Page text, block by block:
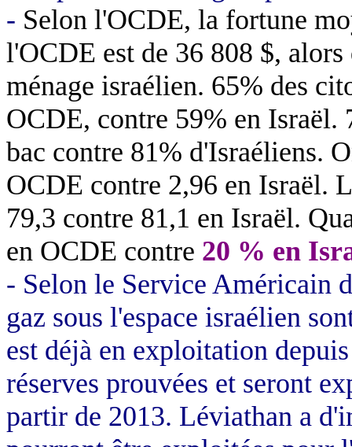
- Selon l'OCDE, la fortune
l'OCDE est de 36 808 $,
ménage israélien. 65% des
OCDE, contre 59% en Israël.
bac contre 81% d'Israéliens.
OCDE contre 2,96 en Israël.
79,3 contre 81,1 en Israël.
en OCDE contre 20 % en
- Selon le Service Américain
gaz sous l'espace israélien
est déjà en exploitation
réserves prouvées et seront
partir de 2013. Léviathan a